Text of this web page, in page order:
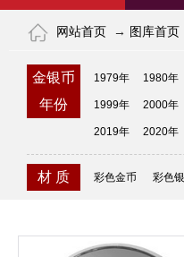
网站首页 → 图库首页
金银币
年份
1979年 1980年
1999年 2000年
2019年 2020年
材 质 彩色金币 彩色